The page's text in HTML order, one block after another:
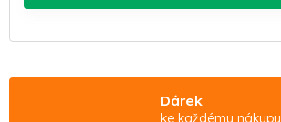
Dárek
ke každému nákupu